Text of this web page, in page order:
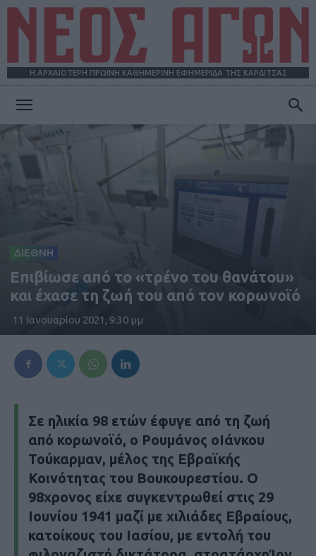
Η ΑΡΧΑΙΟΤΕΡΗ ΠΡΩΪΝΗ ΚΑΘΗΜΕΡΙΝΗ ΕΦΗΜΕΡΙΔΑ ΤΗΣ ΚΑΡΔΙΤΣΑΣ
ΔΙΕΘΝΗ
Eπιβίωσε από το «τρένο του θανάτου»
και έχασε τη ζωή του από τον κορωνοϊό
11 Ιανουαρίου 2021, 9:30 μμ
Σε ηλικία 98 ετών έφυγε από τη ζωή
από κορωνοϊό, ο Ρουμάνος οΙάνκου
Τούκαρμαν, μέλος της Εβραϊκής
Κοινότητας του Βουκουρεστίου. Ο
98χρονος είχε συγκεντρωθεί στις 29
Ιουνίου 1941 μαζί με χιλιάδες Εβραίους,
κατοίκους του Ιασίου, με εντολή του